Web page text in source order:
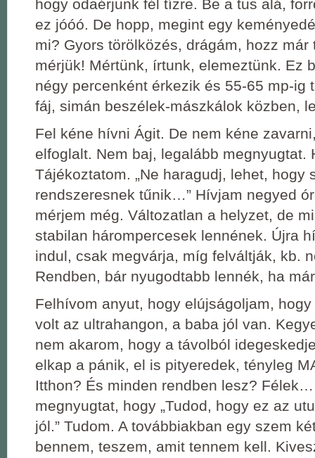
hogy odaérjünk fél tízre. Be a tus alá,
ez jóóó. De hopp, megint egy
mi? Gyors törölközés, drágám, hozz már
mérjük! Mértünk, írtunk, elemeztünk. Ez
négy percenként érkezik és 55-65 mp-ig
fáj, simán beszélek-mászkálok közben,
Fel kéne hívni Ágit. De nem kéne
elfoglalt. Nem baj, legalább megnyugtat.
Tájékoztatom. „Ne haragudj, lehet, hogy
rendszeresnek tűnik…” Hívjam negyed
mérjem még. Változatlan a helyzet, de
stabilan hárompercesek lennének. Újra
indul, csak megvárja, míg felváltják, kb.
Rendben, bár nyugodtabb lennék, ha
Felhívom anyut, hogy elújságoljam,
volt az ultrahangon, a baba jól van.
nem akarom, hogy a távolból
elkap a pánik, el is pityeredek, tényleg
Itthon? És minden rendben lesz?
megnyugtat, hogy „Tudod, hogy ez az
jól.” Tudom. A továbbiakban egy szem
bennem, teszem, amit tennem kell.